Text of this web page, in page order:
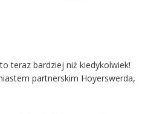
teraz bardziej niż kiedykolwiek!
partnerskim Hoyerswerda,